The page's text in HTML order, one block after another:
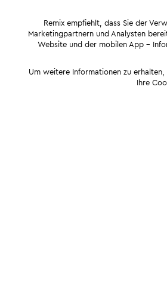
Remix empfiehlt, dass Sie der
Marketingpartnern und Analysten
Website und der mobilen App -
Um weitere Informationen zu
Ihre